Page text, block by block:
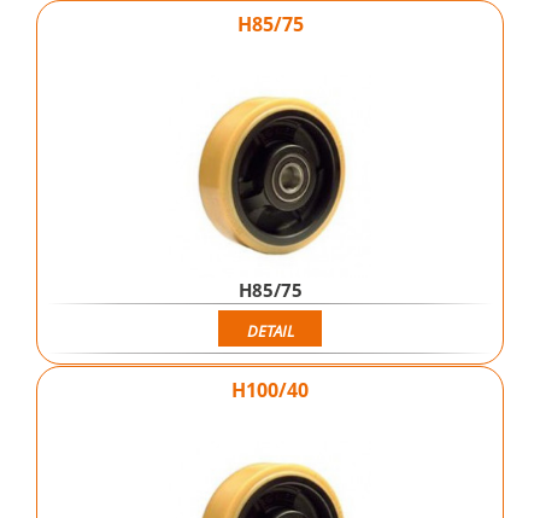
H85/75
H85/75
DETAIL
H100/40